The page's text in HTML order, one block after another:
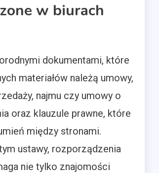
w biurach
dokumentami, które
materiałów należą umowy,
najmu czy umowy o
oraz klauzule prawne, które
między stronami.
ustawy, rozporządzenia
nie tylko znajomości